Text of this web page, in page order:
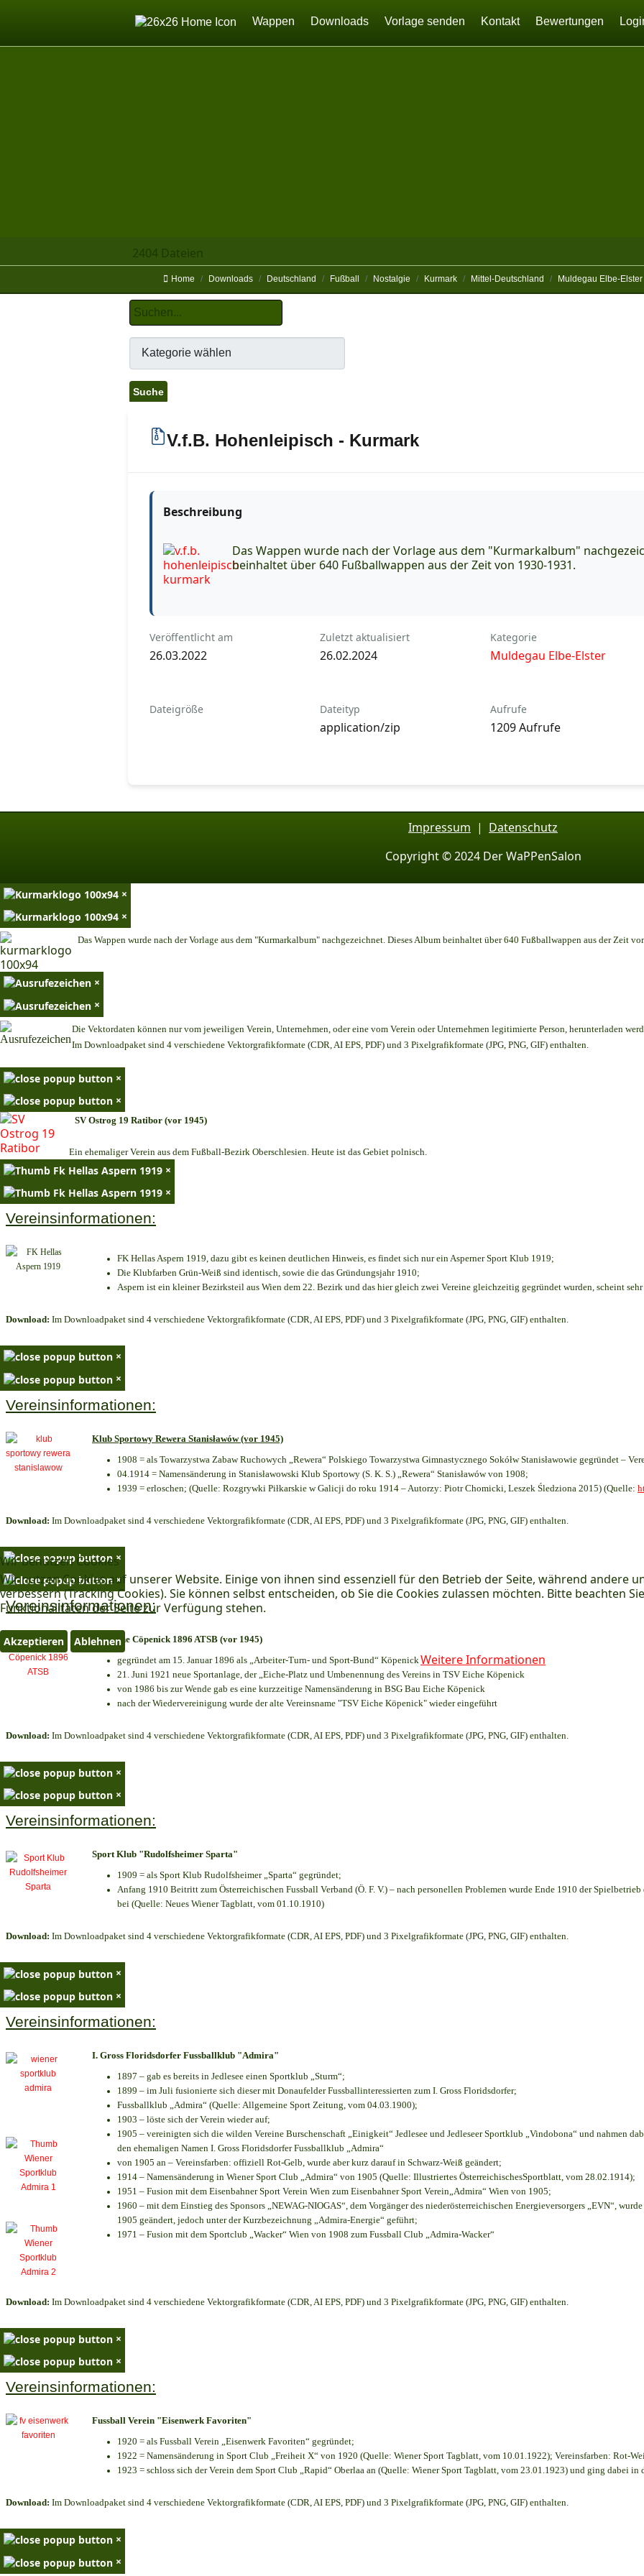
Home
Wappen Downloads Vorlage senden Kontakt Bewertungen
2404 Dateien
Home Downloads Deutschland Fußball Nostalgie Kurmark Mittel-Deutschland Muldegau Elbe-Elster
V.f.B. Hohenleipisch - Kurmark
Beschreibung
Das Wappen wurde nach der Vorlage aus dem "Kurmarkalbum"
beinhaltet über 640 Fußballwappen aus der Zeit von 1930-1931.
Veröffentlicht am
26.03.2022
Zuletzt aktualisiert
26.02.2024
Kategorie
Muldegau Elbe-Elster
Dateigröße Dateityp
application/zip
Aufrufe
1209 Aufrufe
Impressum | Datenschutz
Copyright © 2024 Der WaPPenSalon
Wir benutzen Cookies
Wir nutzen Cookies auf unserer Website. Einige von ihnen sind essenziell für den Betrieb der Seite, während andere
verbessern (Tracking Cookies). Sie können selbst entscheiden, ob Sie die Cookies zulassen möchten. Bitte beachten
Funktionalitäten der Seite zur Verfügung stehen.
Akzeptieren Ablehnen
Weitere Informationen
×
×
Das Wappen wurde nach der Vorlage aus dem "Kurmarkalbum" nachgezeichnet. Dieses Album beinhaltet über 640 Fußballwappen aus der Zeit
×
×
Die Vektordaten können nur vom jeweiligen Verein, Unternehmen, oder eine vom Verein oder Unternehmen legitimierte Person, herunterladen
Im Downloadpaket sind 4 verschiedene Vektorgrafikformate (CDR, AI EPS, PDF) und 3 Pixelgrafikformate (JPG, PNG, GIF) enthalten.
×
×
SV Ostrog 19 Ratibor (vor 1945)
Ein ehemaliger Verein aus dem Fußball-Bezirk Oberschlesien. Heute ist das Gebiet polnisch.
×
×
Vereinsinformationen:
FK Hellas Aspern 1919, dazu gibt es keinen deutlichen Hinweis, es findet sich nur ein Asperner Sport Klub 1919;
Die Klubfarben Grün-Weiß sind identisch, sowie die das Gründungsjahr 1910;
Aspern ist ein kleiner Bezirksteil aus Wien dem 22. Bezirk und das hier gleich zwei Vereine gleichzeitig gegründet wurden, scheint
Download: Im Downloadpaket sind 4 verschiedene Vektorgrafikformate (CDR, AI EPS, PDF) und 3 Pixelgrafikformate (JPG, PNG, GIF) enthalten.
×
×
Vereinsinformationen:
Klub Sportowy Rewera Stanisławów (vor 1945)
1908 = als Towarzystwa Zabaw Ruchowych „Rewera“ Polskiego Towarzystwa Gimnastycznego Sokółw Stanisławowie gegründet –
04.1914 = Namensänderung in Stanisławowski Klub Sportowy (S. K. S.) „Rewera“ Stanisławów von 1908;
1939 = erloschen; (Quelle: Rozgrywki Piłkarskie w Galicji do roku 1914 – Autorzy: Piotr Chomicki, Leszek Śledziona 2015) (Quelle:
Download: Im Downloadpaket sind 4 verschiedene Vektorgrafikformate (CDR, AI EPS, PDF) und 3 Pixelgrafikformate (JPG, PNG, GIF) enthalten.
×
×
Vereinsinformationen:
TV Eiche Cöpenick 1896 ATSB (vor 1945)
gegründet am 15. Januar 1896 als „Arbeiter-Turn- und Sport-Bund“ Köpenick
21. Juni 1921 neue Sportanlage, der „Eiche-Platz und Umbenennung des Vereins in TSV Eiche Köpenick
von 1986 bis zur Wende gab es eine kurzzeitige Namensänderung in BSG Bau Eiche Köpenick
nach der Wiedervereinigung wurde der alte Vereinsname "TSV Eiche Köpenick" wieder eingeführt
Download: Im Downloadpaket sind 4 verschiedene Vektorgrafikformate (CDR, AI EPS, PDF) und 3 Pixelgrafikformate (JPG, PNG, GIF) enthalten.
×
×
Vereinsinformationen:
Sport Klub "Rudolfsheimer Sparta"
1909 = als Sport Klub Rudolfsheimer „Sparta“ gegründet;
Anfang 1910 Beitritt zum Österreichischen Fussball Verband (Ö. F. V.) – nach personellen Problemen wurde Ende 1910 der
bei (Quelle: Neues Wiener Tagblatt, vom 01.10.1910)
Download: Im Downloadpaket sind 4 verschiedene Vektorgrafikformate (CDR, AI EPS, PDF) und 3 Pixelgrafikformate (JPG, PNG, GIF) enthalten.
×
×
Vereinsinformationen:
I. Gross Floridsdorfer Fussballklub "Admira"
1897 – gab es bereits in Jedlesee einen Sportklub „Sturm“;
1899 – im Juli fusionierte sich dieser mit Donaufelder Fussballinteressierten zum I. Gross Floridsdorfer;
Fussballklub „Admira“ (Quelle: Allgemeine Sport Zeitung, vom 04.03.1900);
1903 – löste sich der Verein wieder auf;
1905 – vereinigten sich die wilden Vereine Burschenschaft „Einigkeit“ Jedlesee und Jedleseer Sportklub „Vindobona“ und nahmen
den ehemaligen Namen I. Gross Floridsdorfer Fussballklub „Admira“
von 1905 an – Vereinsfarben: offiziell Rot-Gelb, wurde aber kurz darauf in Schwarz-Weiß geändert;
1914 – Namensänderung in Wiener Sport Club „Admira“ von 1905 (Quelle: Illustriertes ÖsterreichischesSportblatt, vom 28.02.1914);
1951 – Fusion mit dem Eisenbahner Sport Verein Wien zum Eisenbahner Sport Verein„Admira“ Wien von 1905;
1960 – mit dem Einstieg des Sponsors „NEWAG-NIOGAS“, dem Vorgänger des niederösterreichischen Energieversorgers „EVN“,
1905 geändert, jedoch unter der Kurzbezeichnung „Admira-Energie“ geführt;
1971 – Fusion mit dem Sportclub „Wacker“ Wien von 1908 zum Fussball Club „Admira-Wacker“
Download: Im Downloadpaket sind 4 verschiedene Vektorgrafikformate (CDR, AI EPS, PDF) und 3 Pixelgrafikformate (JPG, PNG, GIF) enthalten.
×
×
Vereinsinformationen:
Fussball Verein "Eisenwerk Favoriten"
1920 = als Fussball Verein „Eisenwerk Favoriten“ gegründet;
1922 = Namensänderung in Sport Club „Freiheit X“ von 1920 (Quelle: Wiener Sport Tagblatt, vom 10.01.1922); Vereinsfarben: Rot-
1923 = schloss sich der Verein dem Sport Club „Rapid“ Oberlaa an (Quelle: Wiener Sport Tagblatt, vom 23.01.1923) und ging dabei in
Download: Im Downloadpaket sind 4 verschiedene Vektorgrafikformate (CDR, AI EPS, PDF) und 3 Pixelgrafikformate (JPG, PNG, GIF) enthalten.
×
×